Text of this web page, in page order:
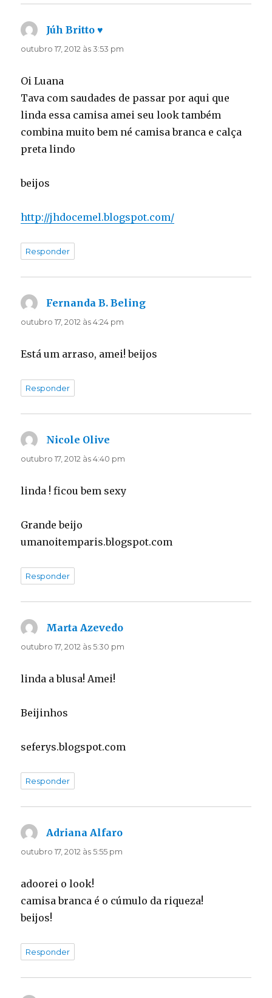
Júh Britto ♥
outubro 17, 2012 às 3:53 pm
Oi Luana
Tava com saudades de passar por aqui que
linda essa camisa amei seu look também
combina muito bem né camisa branca e calça
preta lindo
beijos
http://jhdocemel.blogspot.com/
Responder
Fernanda B. Beling
outubro 17, 2012 às 4:24 pm
Está um arraso, amei! beijos
Responder
Nicole Olive
outubro 17, 2012 às 4:40 pm
linda ! ficou bem sexy
Grande beijo
umanoitemparis.blogspot.com
Responder
Marta Azevedo
outubro 17, 2012 às 5:30 pm
linda a blusa! Amei!
Beijinhos
seferys.blogspot.com
Responder
Adriana Alfaro
outubro 17, 2012 às 5:55 pm
adoorei o look!
camisa branca é o cúmulo da riqueza!
beijos!
Responder